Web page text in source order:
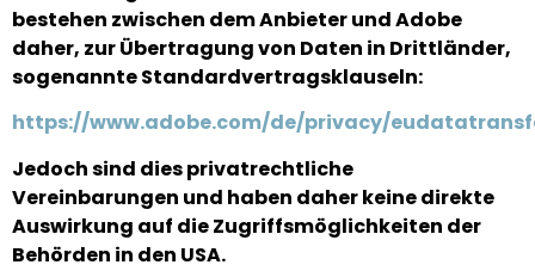
bestehen zwischen dem Anbieter und Adobe
daher, zur Übertragung von Daten in Drittländer,
sogenannte Standardvertragsklauseln:
https://www.adobe.com/de/privacy/
Jedoch sind dies privatrechtliche
Vereinbarungen und haben daher keine direkte
Auswirkung auf die Zugriffsmöglichkeiten der
Behörden in den USA.